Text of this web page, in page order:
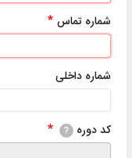
شماره تماس
شماره داخلی
کد دوره ?